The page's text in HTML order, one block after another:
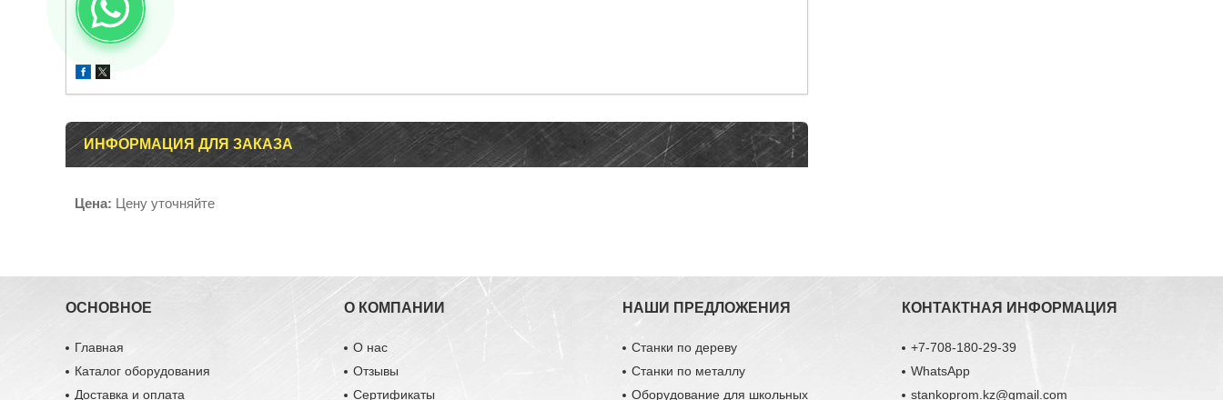
ИНФОРМАЦИЯ ДЛЯ ЗАКАЗА
Цена: Цену уточняйте
ОСНОВНОЕ
Главная
Каталог оборудования
Доставка и оплата
О КОМПАНИИ
О нас
Отзывы
Сертификаты
НАШИ ПРЕДЛОЖЕНИЯ
Станки по дереву
Станки по металлу
Оборудование для школьных
КОНТАКТНАЯ ИНФОРМАЦИЯ
+7-708-180-29-39
WhatsApp
stankoprom.kz@gmail.com